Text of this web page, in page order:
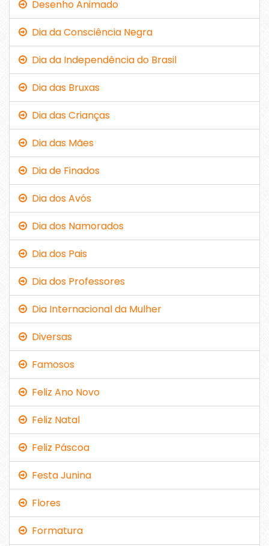
Desenho Animado
Dia da Consciência Negra
Dia da Independência do Brasil
Dia das Bruxas
Dia das Crianças
Dia das Mães
Dia de Finados
Dia dos Avós
Dia dos Namorados
Dia dos Pais
Dia dos Professores
Dia Internacional da Mulher
Diversas
Famosos
Feliz Ano Novo
Feliz Natal
Feliz Páscoa
Festa Junina
Flores
Formatura